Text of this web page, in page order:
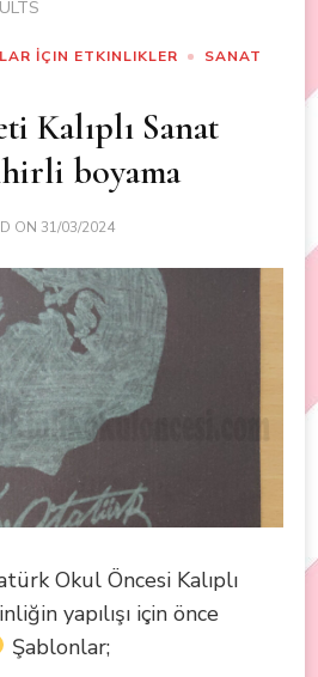
İÇIN ETKINLIKLER
SANAT
Kalıplı Sanat
boyama
ON 31/03/2024
Okul Öncesi Kalıplı
yapılışı için önce
Şablonlar;